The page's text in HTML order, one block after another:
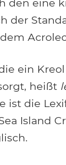
den eine
der
ein
heißt
ist die
Island